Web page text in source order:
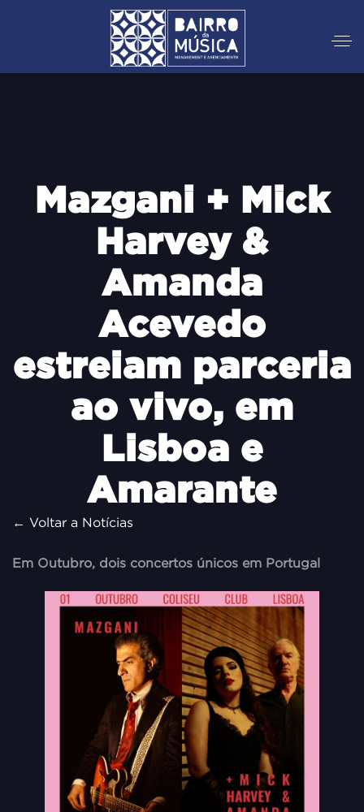
Mazgani + Mick
Harvey &
Amanda
Acevedo
estreiam parceria
ao vivo, em
Lisboa e
Amarante
← Voltar a Notícias
Em Outubro, dois concertos únicos em Portugal